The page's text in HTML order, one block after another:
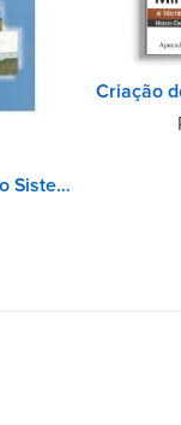
Sustentabilidade do Sistema Agroalimentar nos Cerrados